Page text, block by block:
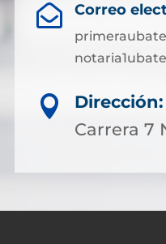
 Correo

Dirección:
Carrera 7